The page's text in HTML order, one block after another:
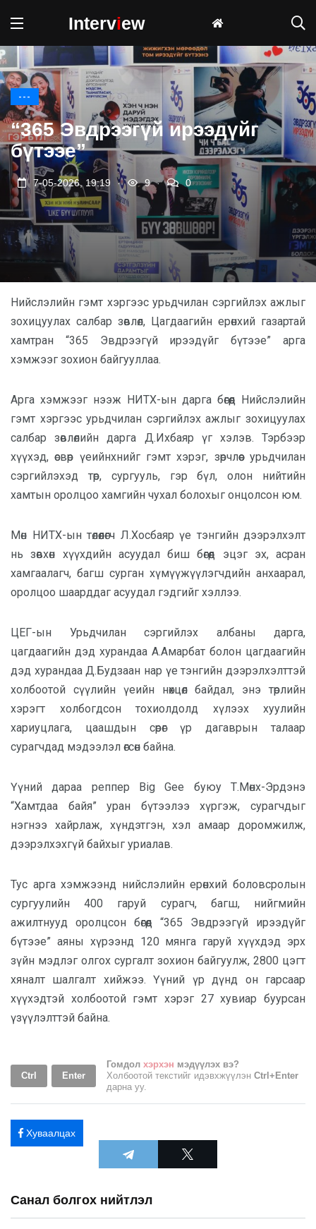
Interview
---
“365 Эвдрээгүй ирээдүйг
бүтээе”
7-05-2026, 19:19 . 9 . 0
Нийслэлийн гэмт хэргээс урьдчилан сэргийлэх ажлыг
зохицуулах салбар зөвлөл, Цагдаагийн ерөнхий газартай
хамтран “365 Эвдрээгүй ирээдүйг бүтээе” арга
хэмжээг зохион байгууллаа.
Арга хэмжээг нээж НИТХ-ын дарга бөгөөд Нийслэлийн
гэмт хэргээс урьдчилан сэргийлэх ажлыг зохицуулах
салбар зөвлөлийн дарга Д.Ихбаяр үг хэлэв. Тэрбээр
хүүхэд, өсвөр үеийнхнийг гэмт хэрэг, зөрчлөөс урьдчилан
сэргийлэхэд төр, сургууль, гэр бүл, олон нийтийн
хамтын оролцоо хамгийн чухал болохыг онцолсон юм.
Мөн НИТХ-ын төлөөлөгч Л.Хосбаяр үе тэнгийн дээрэлхэлт
нь зөвхөн хүүхдийн асуудал биш бөгөөд эцэг эх, асран
хамгаалагч, багш сурган хүмүүжүүлэгчдийн анхаарал,
оролцоо шаарддаг асуудал гэдгийг хэллээ.
ЦЕГ-ын Урьдчилан сэргийлэх албаны дарга,
цагдаагийн дэд хурандаа А.Амарбат болон цагдаагийн
дэд хурандаа Д.Будзаан нар үе тэнгийн дээрэлхэлттэй
холбоотой сүүлийн үеийн нөхцөл байдал, энэ төрлийн
хэрэгт холбогдсон тохиолдолд хүлээх хуулийн
хариуцлага, цаашдын сөрөг үр дагаврын талаар
сурагчдад мэдээлэл өгсөн байна.
Үүний дараа реппер Big Gee буюу Т.Мөнх-Эрдэнэ
“Хамтдаа байя” уран бүтээлээ хүргэж, сурагчдыг
нэгнээ хайрлаж, хүндэтгэн, хэл амаар доромжилж,
дээрэлхэхгүй байхыг уриалав.
Тус арга хэмжээнд нийслэлийн ерөнхий боловсролын
сургуулийн 400 гаруй сурагч, багш, нийгмийн
ажилтнууд оролцсон бөгөөд “365 Эвдрээгүй ирээдүйг
бүтээе” аяны хүрээнд 120 мянга гаруй хүүхдэд эрх
зүйн мэдлэг олгох сургалт зохион байгуулж, 2800 цэгт
хяналт шалгалт хийжээ. Үүний үр дүнд он гарсаар
хүүхэдтэй холбоотой гэмт хэрэг 27 хувиар буурсан
үзүүлэлттэй байна.
Ctrl Enter
Гомдол хэрхэн мэдүүлэх вэ?
Холбоотой текстийг идэвхжүүлэн Ctrl+Enter
дарна уу.
Хуваалцах
Санал болгох нийтлэл